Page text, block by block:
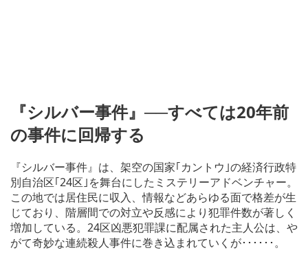
『シルバー事件』──すべては20年前
の事件に回帰する
『シルバー事件』は、架空の国家｢カントウ｣の経済行政特
別自治区｢24区｣を舞台にしたミステリーアドベンチャー。
この地では居住民に収入、情報などあらゆる面で格差が生
じており、階層間での対立や反感により犯罪件数が著しく
増加している。24区凶悪犯罪課に配属された主人公は、や
がて奇妙な連続殺人事件に巻き込まれていくが･･････。